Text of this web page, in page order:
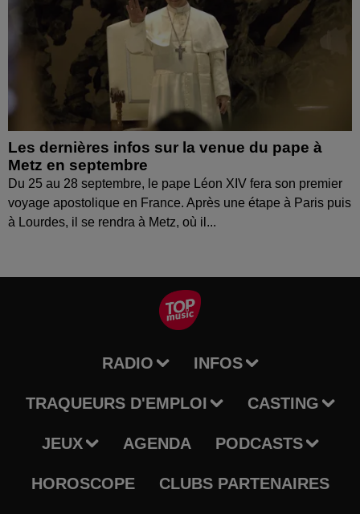
Les dernières infos sur la venue du pape à
Metz en septembre
Du 25 au 28 septembre, le pape Léon XIV fera son premier
voyage apostolique en France. Après une étape à Paris puis
à Lourdes, il se rendra à Metz, où il...
RADIO INFOS
TRAQUEURS D'EMPLOI CASTING
JEUX AGENDA PODCASTS
HOROSCOPE CLUBS PARTENAIRES